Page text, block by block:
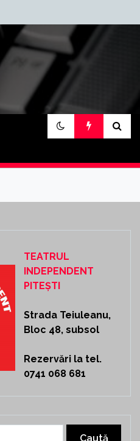
pensii din țară
TEATRUL
INDEPENDENT
PITEȘTI
Strada Teiuleanu,
Bloc 48, subsol
Rezervări la tel.
0741 068 681